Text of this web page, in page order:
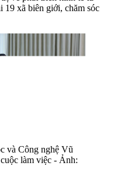
19 xã biên giới, chăm sóc
và Công nghệ Vũ
làm việc - Ảnh: